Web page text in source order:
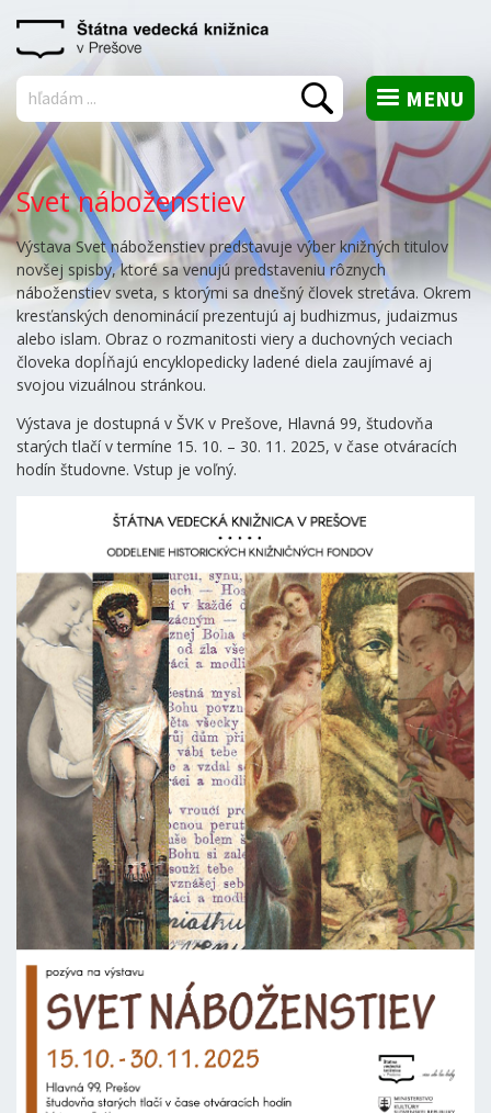
MENU
Vyhľadať
Svet náboženstiev
Výstava Svet náboženstiev predstavuje výber knižných titulov
novšej spisby, ktoré sa venujú predstaveniu rôznych
náboženstiev sveta, s ktorými sa dnešný človek stretáva. Okrem
kresťanských denominácií prezentujú aj budhizmus, judaizmus
alebo islam. Obraz o rozmanitosti viery a duchovných veciach
človeka dopĺňajú encyklopedicky ladené diela zaujímavé aj
svojou vizuálnou stránkou.
Výstava je dostupná v ŠVK v Prešove, Hlavná 99, študovňa
starých tlačí v termíne 15. 10. – 30. 11. 2025, v čase otváracích
hodín študovne. Vstup je voľný.